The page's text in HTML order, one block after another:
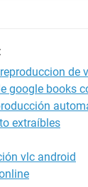
en
de algun virus.
del micro.
persiste.
satellite c655
2x 2,13GHz
64bits
de
google books
extraíbles
vlc android